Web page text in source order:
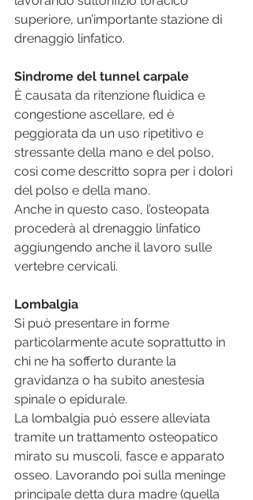
superiore, un’importante stazione di
drenaggio linfatico.
Sindrome del tunnel carpale
È causata da ritenzione fluidica e
congestione ascellare, ed è
peggiorata da un uso ripetitivo e
stressante della mano e del polso,
così come descritto sopra per i dolori
del polso e della mano.
Anche in questo caso, l’osteopata
procederà al drenaggio linfatico
aggiungendo anche il lavoro sulle
vertebre cervicali.
Lombalgia
Si può presentare in forme
particolarmente acute soprattutto in
chi ne ha sofferto durante la
gravidanza o ha subito anestesia
spinale o epidurale.
La lombalgia può essere alleviata
tramite un trattamento osteopatico
mirato su muscoli, fasce e apparato
osseo. Lavorando poi sulla meninge
principale detta dura madre (quella